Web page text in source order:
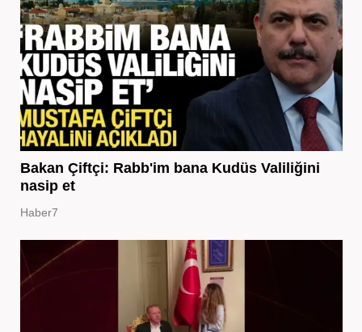
Bakan Çiftçi: Rabb'im bana Kudüs Valiliğini
nasip et
Haber7